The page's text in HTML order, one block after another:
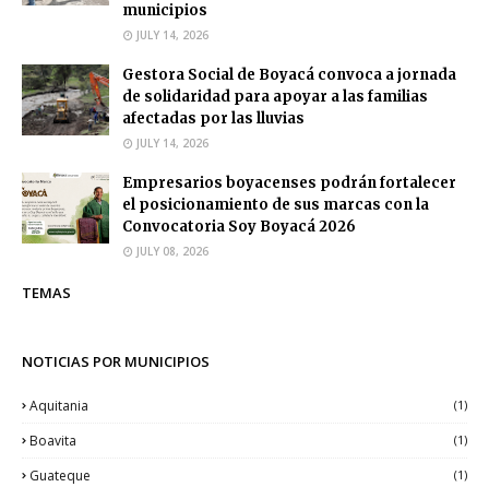
municipios
JULY 14, 2026
Gestora Social de Boyacá convoca a jornada
de solidaridad para apoyar a las familias
afectadas por las lluvias
JULY 14, 2026
Empresarios boyacenses podrán fortalecer
el posicionamiento de sus marcas con la
Convocatoria Soy Boyacá 2026
JULY 08, 2026
TEMAS
NOTICIAS POR MUNICIPIOS
Aquitania (1)
Boavita (1)
Guateque (1)